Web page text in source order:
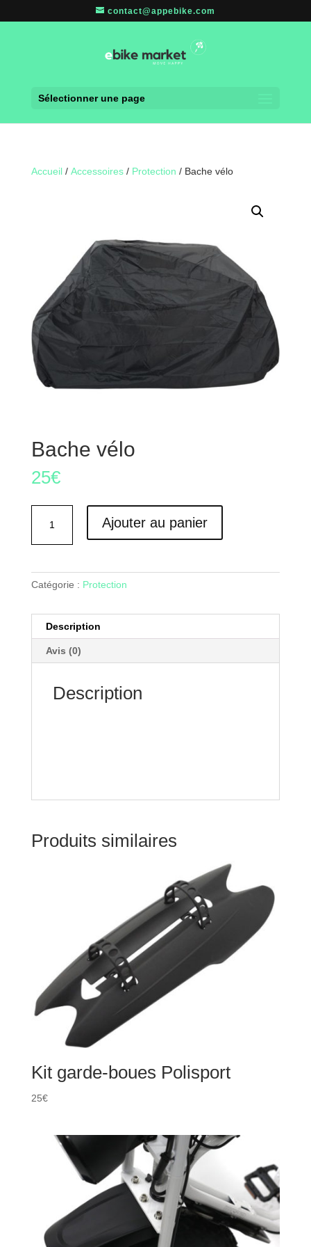
contact@appebike.com
Sélectionner une page
Accueil/ Accessoires/ Protection / Bache vélo
Bache vélo
25€
Bache
Ajouter au panier
Catégorie : Protection
Description
Avis (0)
Description
Produits similaires
Kit garde-boues Polisport
25€